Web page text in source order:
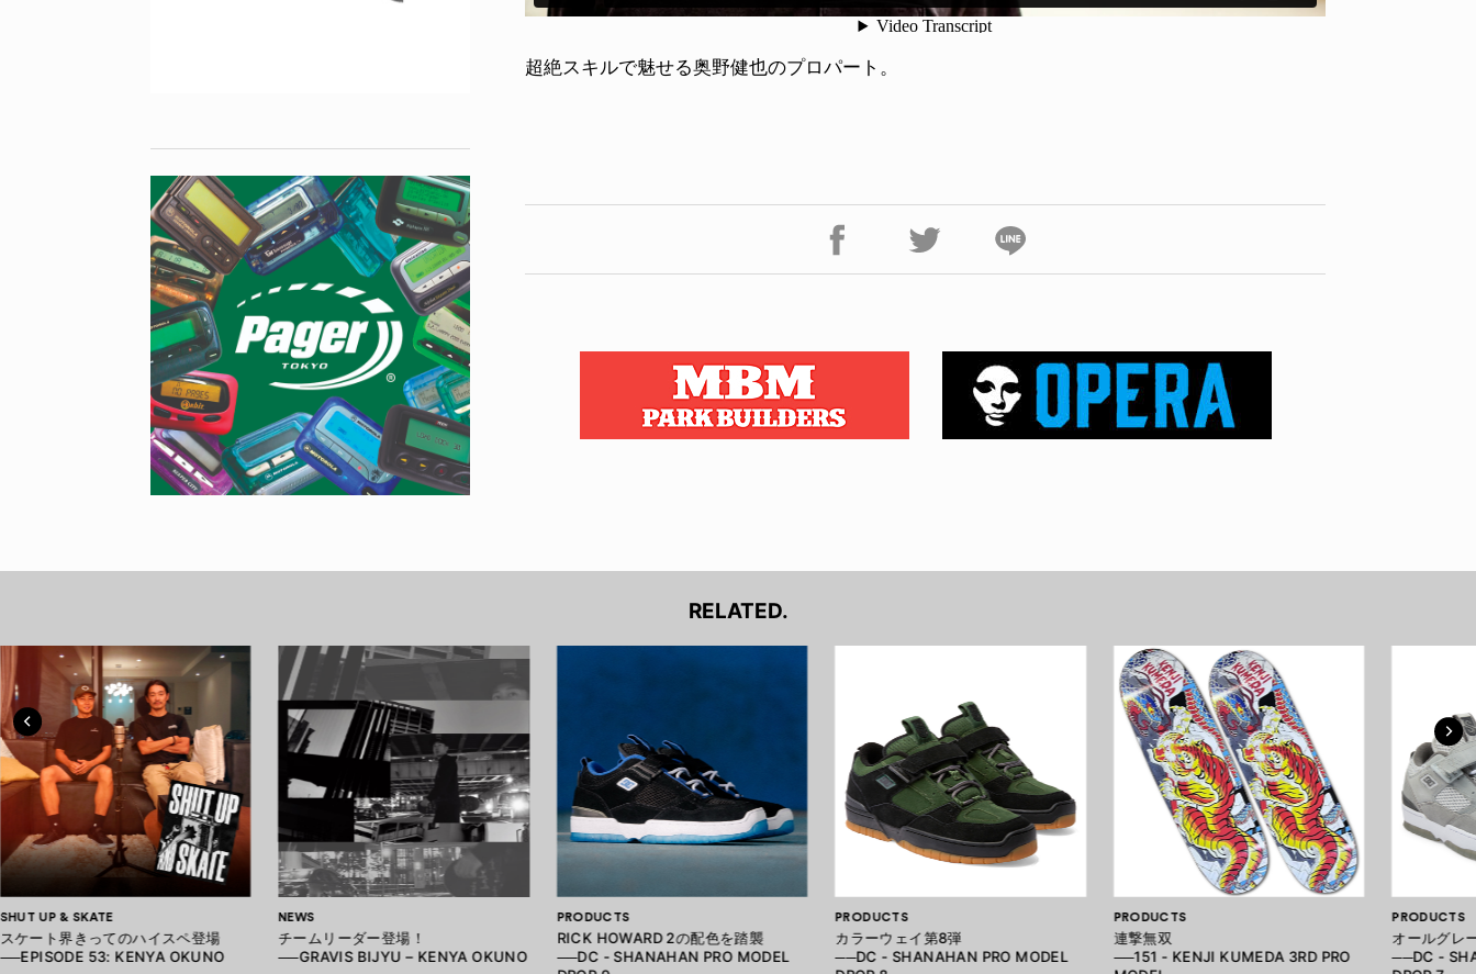
超絶スキルで魅せる奥野健也のプロパート。
RELATED.
SHUT UP & SKATE
スケート界きってのハイスペ登場
──EPISODE 53: KENYA OKUNO
NEWS
チームリーダー登場！
──GRAVIS BIJYU – KENYA OKUNO
PRODUCTS
RICK HOWARD 2の配色を踏襲
──DC - SHANAHAN PRO MODEL
PRODUCTS
カラーウェイ第8弾
──DC - SHANAHAN PRO MODEL
PRODUCTS
連撃無双
──151 - KENJI KUMEDA 3RD PRO
PRODUCTS
オールグレ
──DC -